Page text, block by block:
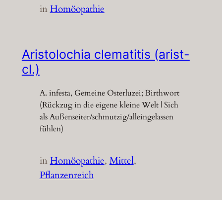
inHomöopathie
Aristolochia clematitis (arist-
cl.)
A. infesta, Gemeine Osterluzei; Birthwort
(Rückzug in die eigene kleine Welt | Sich
als Außenseiter/schmutzig/alleingelassen
fühlen)
inHomöopathie, Mittel
Pflanzenreich